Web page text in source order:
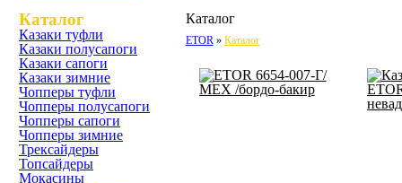
Каталог
Казаки туфли
Казаки полусапоги
Казаки сапоги
Казаки зимние
Чопперы туфли
Чопперы полусапоги
Чопперы сапоги
Чопперы зимние
Трексайдеры
Топсайдеры
Мокасины
Каталог
ETOR Каталог